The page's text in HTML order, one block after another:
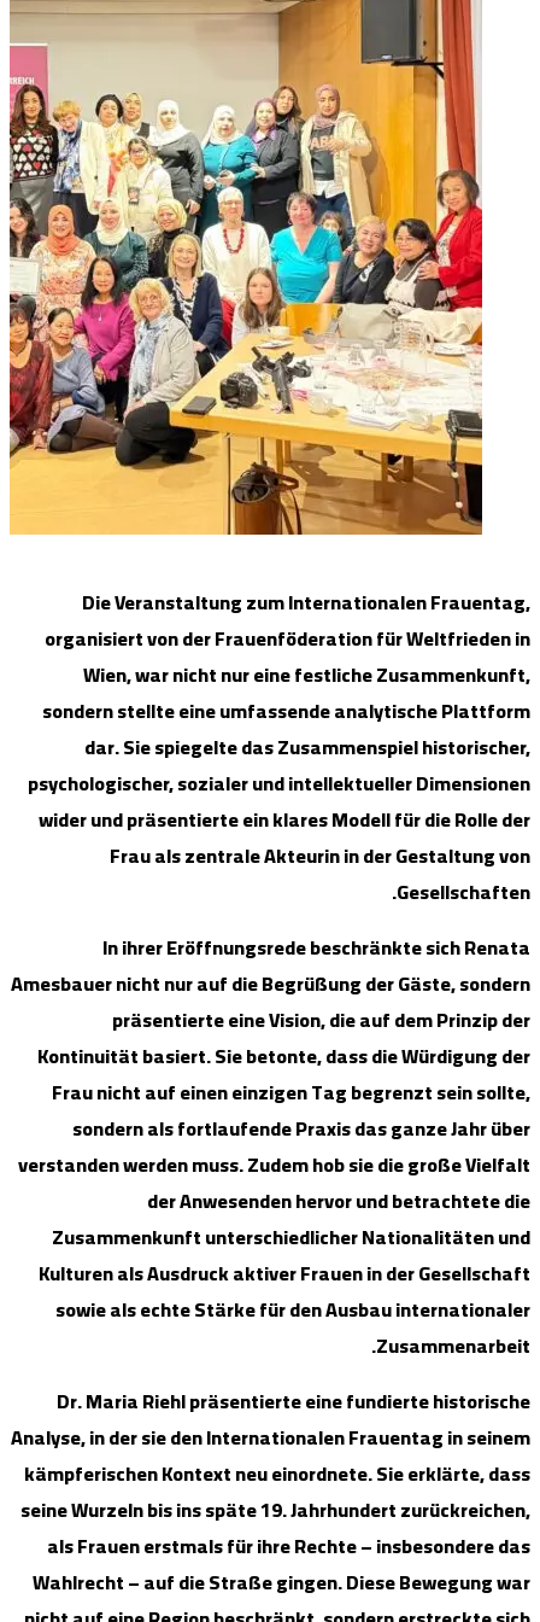
Die
sondern
dar.
wider
In
Amesbauer
Frau
verstanden
Kulturen
sowie
Dr.
Analyse, in
seine
als
Wahlrecht